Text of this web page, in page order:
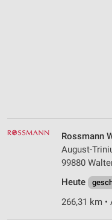
Rossmann
August-
99880
Heute
266,31 km